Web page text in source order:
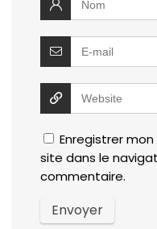
Enregistrer
site dans le
commentaire.